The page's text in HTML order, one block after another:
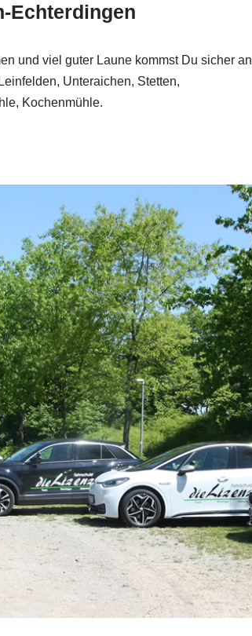
Echterdingen
und viel guter Laune kommst Du sicher
Unteraichen, Stetten,
Kochenmühle.